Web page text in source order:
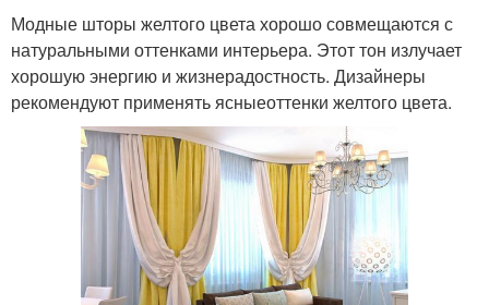
Модные шторы желтого цвета хорошо совмещаются с
натуральными оттенками интерьера. Этот тон излучает
хорошую энергию и жизнерадостность. Дизайнеры
рекомендуют применять ясныеоттенки желтого цвета.